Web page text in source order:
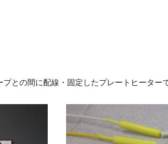
との間に配線・固定したプレートヒーター